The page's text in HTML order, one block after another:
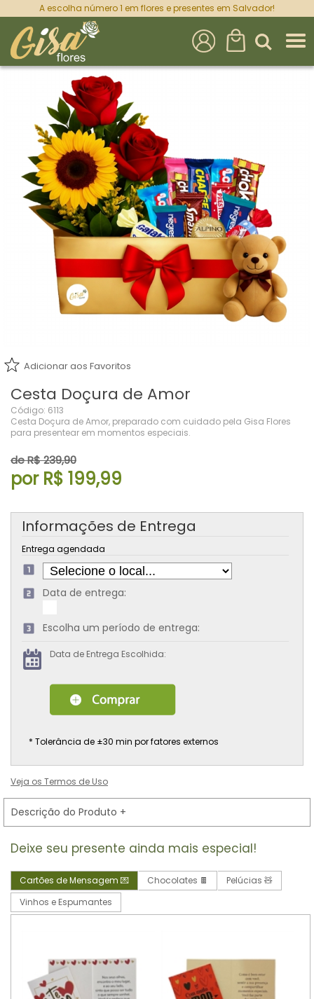
A escolha número 1 em flores e presentes em Salvador!
Adicionar aos Favoritos
Cesta Doçura de Amor
Código: 6113
Cesta Doçura de Amor, preparado com cuidado pela Gisa Flores
para presentear em momentos especiais.
de R$ 239,90
por R$ 199,99
Informações de Entrega
Entrega agendada
Data de entrega:
Escolha um período de entrega:
Data de Entrega Escolhida:
* Tolerância de ±30 min por fatores externos
Veja os Termos de Uso
Descrição do Produto +
Deixe seu presente ainda mais especial!
Cartões de Mensagem 💌 Chocolates 🍫
Pelúcias 🧸
Vinhos e Espumantes